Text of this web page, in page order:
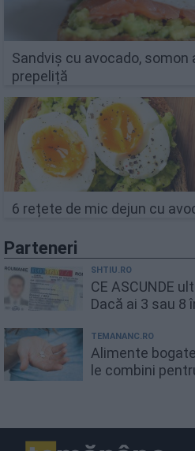
Sandviș cu avocado,
prepeliță
6 rețete de mic dejun cu
Parteneri
SHTIU.RO
CE ASCUNDE
Dacă ai 3 sau 8
TEMANANC.RO
Alimente
le combini